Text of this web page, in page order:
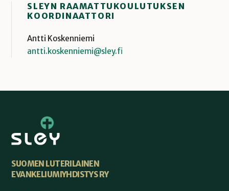
SLEYN RAAMATTUKOULUTUKSEN
KOORDINAATTORI
Antti Koskenniemi
antti.koskenniemi@sley.fi
SUOMEN LUTERILAINEN
EVANKELIUMIYHDISTYS RY